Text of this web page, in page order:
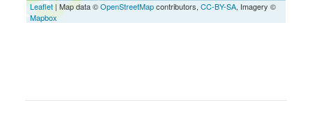
Leaflet| Map data ©OpenStreetMapcontributors, CC-BY-SA, Imagery ©
Mapbox